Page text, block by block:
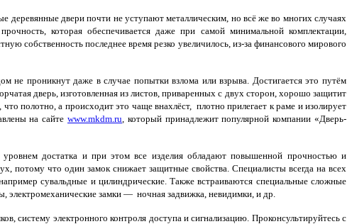
деревянные двери почти не уступают металлическим, но всё же во многих случаях
которая обеспечивается даже при самой минимальной комплектации,
собственность последнее время резко увеличилось, из-за финансового мирового
не проникнут даже в случае попытки взлома или взрыва. Достигается это путём
дверь, изготовленная из листов, приваренных с двух сторон, хорошо защитит
полотно, а происходит это чаще внахлёст, плотно прилегает к раме и изолирует
на сайтеwww.mkdm.ru , который принадлежит популярной компании «Дверь-
достатка и при этом все изделия обладают повышенной прочностью и
потому что один замок снижает защитные свойства. Специалисты всегда на всех
сувальдные и цилиндрические. Также встраиваются специальные сложные
замки — ночная задвижка, невидимки, и др.
систему электронного контроля доступа и сигнализацию. Проконсультируйтесь с